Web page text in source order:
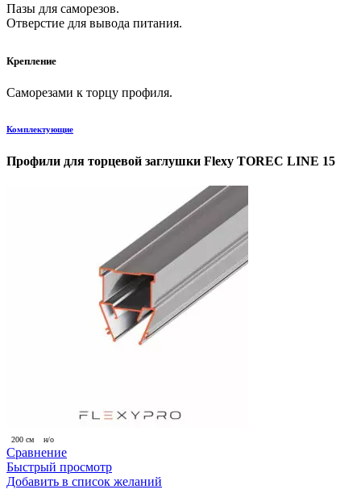
Пазы для саморезов.
Отверстие для вывода питания.
Крепление
Саморезами к торцу профиля.
Комплектующие
Профили для торцевой заглушки Flexy TOREC LINE 15
200 см н/о
Сравнение
Быстрый просмотр
Добавить в список желаний